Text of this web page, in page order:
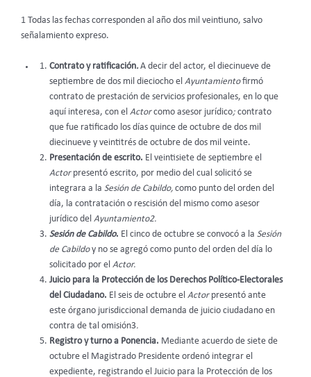
1 Todas las fechas corresponden al año dos mil veintiuno, salvo
señalamiento expreso.
Contrato y ratificación.A decir del actor, el diecinueve de
septiembre de dos mil dieciocho el Ayuntamientofirmó
contrato de prestación de servicios profesionales, en lo que
aquí interesa, con el Actorcomo asesor jurídico; contrato
que fue ratificado los días quince de octubre de dos mil
diecinueve y veintitrés de octubre de dos mil veinte.
Presentación de escrito. El veintisiete de septiembre el
Actor presentó escrito, por medio del cual solicitó se
integrara a la Sesión de Cabildo, como punto del orden del
día, la contratación o rescisión del mismo como asesor
jurídico del Ayuntamiento2.
Sesión de Cabildo. El cinco de octubre se convocó a la Sesión
de Cabildoy no se agregó como punto del orden del día lo
solicitado por el Actor.
Juicio para la Protección de los Derechos Político-Electorales
del Ciudadano. El seis de octubre el Actor presentó ante
este órgano jurisdiccional demanda de juicio ciudadano en
contra de tal omisión3.
Registro y turno a Ponencia. Mediante acuerdo de siete de
octubre el Magistrado Presidente ordenó integrar el
expediente, registrando el Juicio para la Protección de los